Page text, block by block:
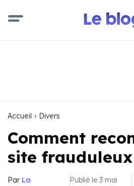
Accueil Divers
Comment
site frauduleux
Par La
Publié le 3 mai